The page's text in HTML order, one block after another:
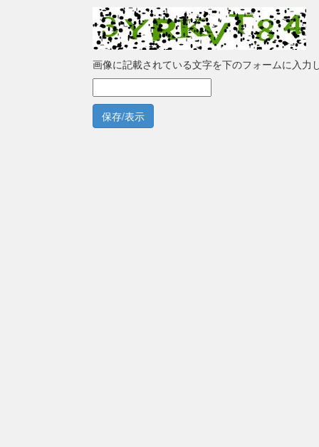
画像に記載されている文字を下のフォームに入力
保存/表示